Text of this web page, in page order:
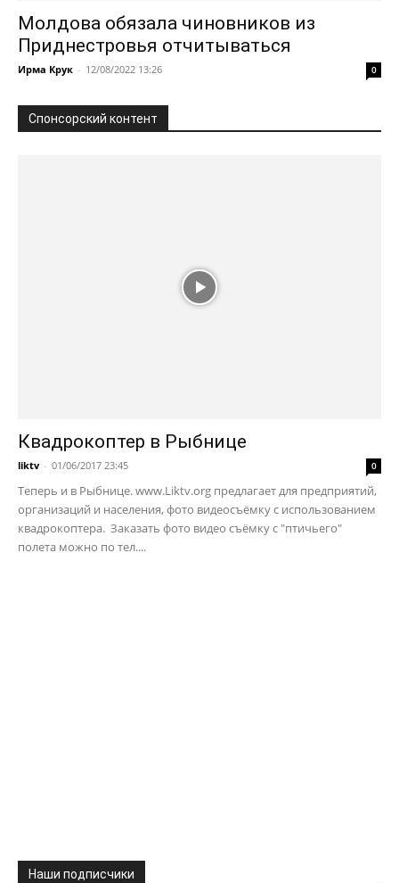
Молдова обязала чиновников из
Приднестровья отчитываться
Ирма Крук - 12/08/2022 13:26 0
Спонсорский контент
Квадрокоптер в Рыбнице
liktv - 01/06/2017 23:45 0
Теперь и в Рыбнице. www.Liktv.org предлагает для предприятий,
организаций и населения, фото видеосъёмку с использованием
квадрокоптера. Заказать фото видео съёмку с "птичьего"
полета можно по тел....
Наши подписчики